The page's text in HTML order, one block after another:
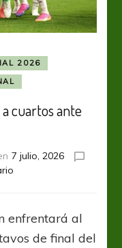
2026
cuartos ante
7 julio, 2026
por
el
pasaje
enfrentará al
de final del